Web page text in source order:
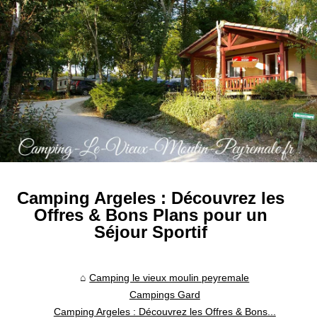
Camping Argeles : Découvrez les
Offres & Bons Plans pour un
Séjour Sportif
Camping le vieux moulin peyremale
Campings Gard
Camping Argeles : Découvrez les Offres & Bons...